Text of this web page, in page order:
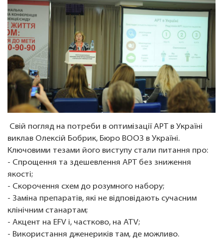
Свій погляд на потреби в оптимізації АРТ в Україні
виклав Олексій Бобрик, Бюро ВООЗ в Україні.
Ключовими тезами його виступу стали питання про:
- Спрощення та здешевлення АРТ без зниження
якості;
- Скорочення схем до розумного набору;
- Заміна препаратів, які не відповідають сучасним
клінічним станартам;
- Акцент на EFV і, частково, на ATV;
- Використання дженериків там, де можливо.